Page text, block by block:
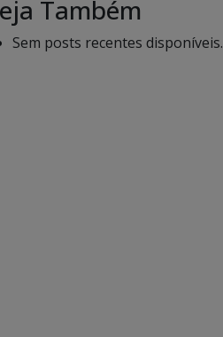
Também
Sem posts recentes disponíveis.